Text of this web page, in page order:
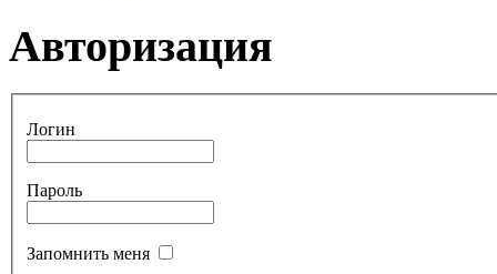
Авторизация
Логин
Пароль
Запомнить меня